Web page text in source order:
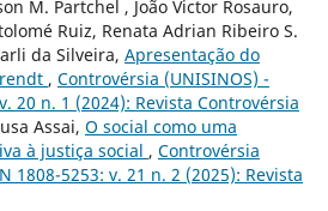
M. Partchel , João Victor Rosauro,
Ruiz, Renata Adrian Ribeiro S.
da Silveira, Apresentação do
, Controvérsia (UNISINOS) -
20 n. 1 (2024): Revista Controvérsia
Assai, O social como uma
à justiça social , Controvérsia
1808-5253: v. 21 n. 2 (2025): Revista